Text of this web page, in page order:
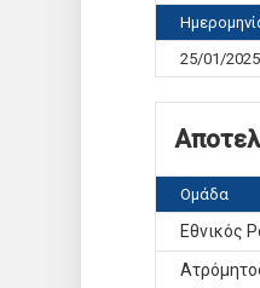
25/01/2025
Ομάδα
Εθνικός